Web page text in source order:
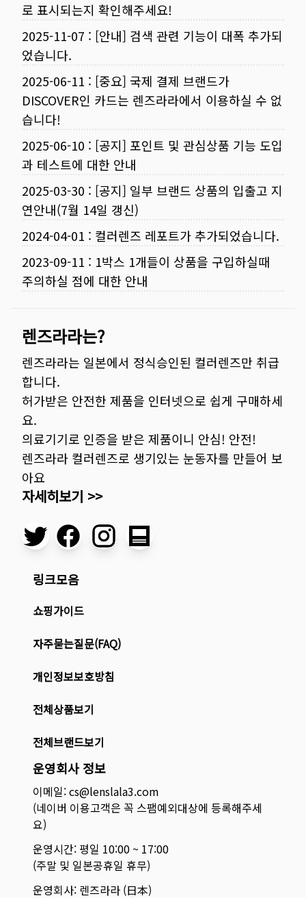
로 표시되는지 확인해주세요!
2025-11-07 : [안내] 검색 관련 기능이 대폭 추가되
었습니다.
2025-06-11 : [중요] 국제 결제 브랜드가
DISCOVER인 카드는 렌즈라라에서 이용하실 수 없
습니다!
2025-06-10 : [공지] 포인트 및 관심상품 기능 도입
과 테스트에 대한 안내
2025-03-30 : [공지] 일부 브랜드 상품의 입출고 지
연안내(7월 14일 갱신)
2024-04-01 : 컬러렌즈 레포트가 추가되었습니다.
2023-09-11 : 1박스 1개들이 상품을 구입하실때
주의하실 점에 대한 안내
렌즈라라는?
렌즈라라는 일본에서 정식승인된 컬러렌즈만 취급
합니다.
허가받은 안전한 제품을 인터넷으로 쉽게 구매하세
요.
의료기기로 인증을 받은 제품이니 안심! 안전!
렌즈라라 컬러렌즈로 생기있는 눈동자를 만들어 보
아요
자세히보기 >>
링크모음
쇼핑가이드
자주묻는질문(FAQ)
개인정보보호방침
전체상품보기
전체브랜드보기
운영회사 정보
이메일: cs@lenslala3.com
(네이버 이용고객은 꼭 스팸예외대상에 등록해주세
요)
운영시간: 평일 10:00 ~ 17:00
(주말 및 일본공휴일 휴무)
운영회사: 렌즈라라 (日本)